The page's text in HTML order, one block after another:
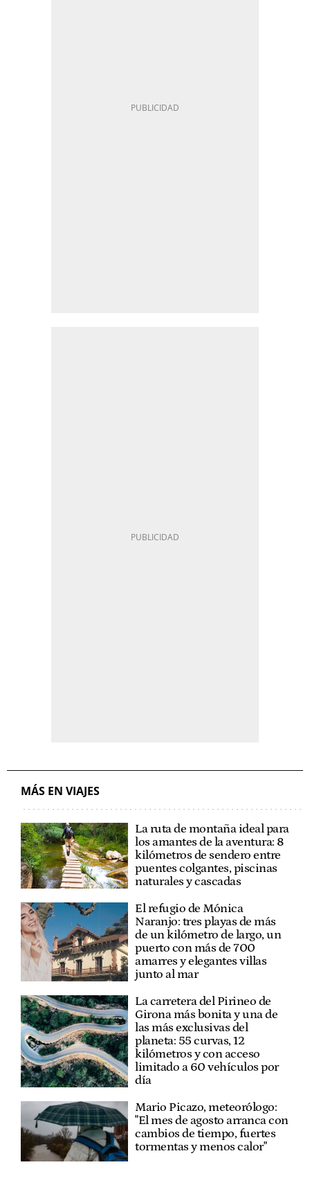
MÁS EN VIAJES
La ruta de montaña ideal para
los amantes de la aventura: 8
kilómetros de sendero entre
puentes colgantes, piscinas
naturales y cascadas
El refugio de Mónica
Naranjo: tres playas de más
de un kilómetro de largo, un
puerto con más de 700
amarres y elegantes villas
junto al mar
La carretera del Pirineo de
Girona más bonita y una de
las más exclusivas del
planeta: 55 curvas, 12
kilómetros y con acceso
limitado a 60 vehículos por
día
Mario Picazo, meteorólogo:
"El mes de agosto arranca con
cambios de tiempo, fuertes
tormentas y menos calor"